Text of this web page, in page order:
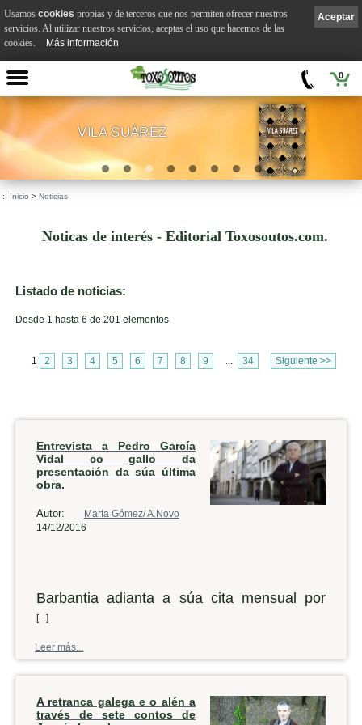
0
VILA SUÁREZ
:: Inicio > Noticias
Noticas de interés - Editorial Toxosoutos.com.
Listado de noticias:
Desde 1 hasta 6 de 201 elementos
1 2 3 4 5 6 7 8 9 34 Siguiente >>
Entrevista a Pedro García
Vidal co gallo da
presentación da súa última
obra.
Autor:
Marta Gómez/ A.Novo
14/12/2016
Barbantia adianta a súa cita mensual por
mor das festas do Nadal, así que este
venres a asociación cultural levará a cabo
na casa de cultura noiesa unha nova
historiador Pedro García Vidal, que falará do
[...]
Leer más...
A retranca galega e o alén a
través de sete contos de
Aceptar
Usamos cookies propias y de terceros que nos permiten ofrecer nuestros
servicios. Al utilizar nuestros servicios, aceptas el uso que hacemos de las
cookies.
Más información